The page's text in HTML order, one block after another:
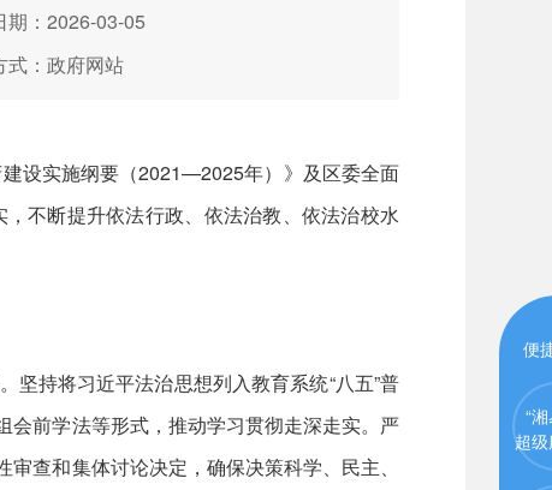
期：2026-03-05
式：政府网站
设实施纲要（2021—2025年）》及区委全面
不断提升依法行政、依法治教、依法治校水
持将习近平法治思想列入教育系统“八五”普
前学法等形式，推动学习贯彻走深走实。严
查和集体讨论决定，确保决策科学、民主、
便
“
超